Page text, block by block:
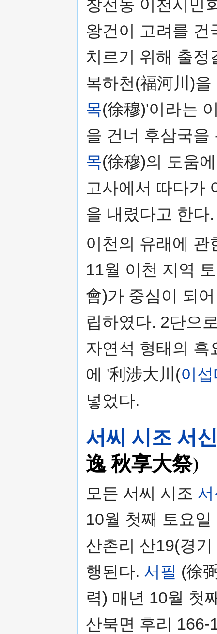
창전동 이천시민
왕건이 고려를 건
치르기 위해 출정
복하천(福河川)
목(徐穆)'이라는
을 건너 후삼국
목(徐穆)의 도움
고사에서 따다가
을 내렸다고 한다.
이천의 유래에 관
11월 이천 지역
會)가 중심이 되
립하였다. 2단으
자연석 형태의 흑
에 '利涉大川(이
넣었다.
서씨 시조 서
逸 秋享大祭)
모든 서씨 시조
10월 첫째 토요
산촌리 산19(경
행된다. 서필 (徐
력) 매년 10월 첫
산북면 후리 166-